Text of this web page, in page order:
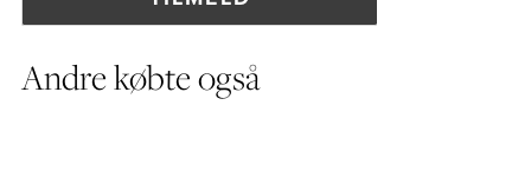
Andre købte også